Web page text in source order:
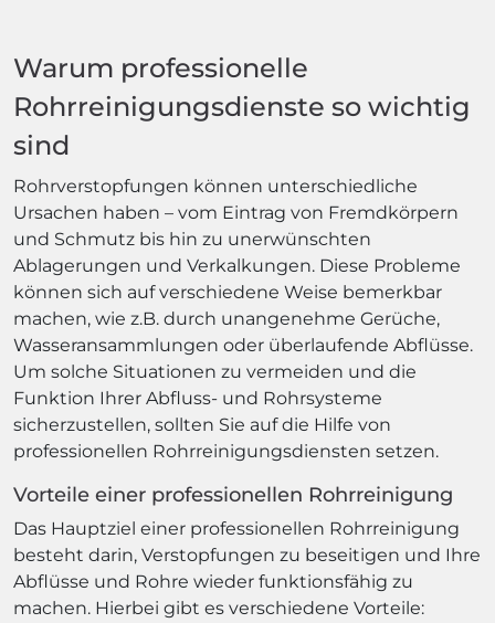
Warum professionelle
Rohrreinigungsdienste so wichtig
sind
Rohrverstopfungen können unterschiedliche
Ursachen haben – vom Eintrag von Fremdkörpern
und Schmutz bis hin zu unerwünschten
Ablagerungen und Verkalkungen. Diese Probleme
können sich auf verschiedene Weise bemerkbar
machen, wie z.B. durch unangenehme Gerüche,
Wasseransammlungen oder überlaufende Abflüsse.
Um solche Situationen zu vermeiden und die
Funktion Ihrer Abfluss- und Rohrsysteme
sicherzustellen, sollten Sie auf die Hilfe von
professionellen Rohrreinigungsdiensten setzen.
Vorteile einer professionellen Rohrreinigung
Das Hauptziel einer professionellen Rohrreinigung
besteht darin, Verstopfungen zu beseitigen und Ihre
Abflüsse und Rohre wieder funktionsfähig zu
machen. Hierbei gibt es verschiedene Vorteile: